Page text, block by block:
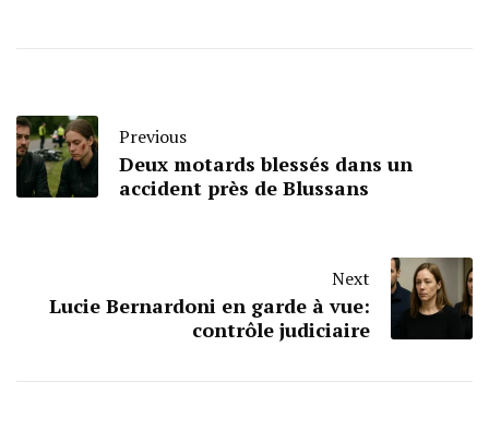
Previous
Deux motards blessés dans un
accident près de Blussans
Next
Lucie Bernardoni en garde à vue:
contrôle judiciaire